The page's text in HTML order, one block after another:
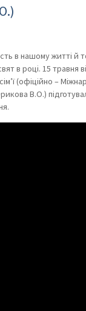
в нашому житті
в році. 15 травня
(офіційно –
В.О.)